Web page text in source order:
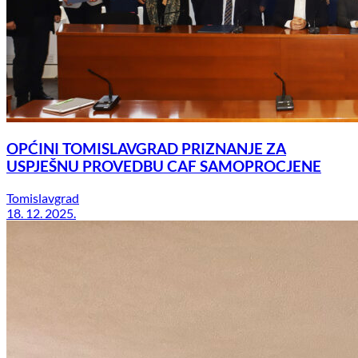
OPĆINI TOMISLAVGRAD PRIZNANJE ZA
USPJEŠNU PROVEDBU CAF SAMOPROCJENE
Tomislavgrad
18. 12. 2025.